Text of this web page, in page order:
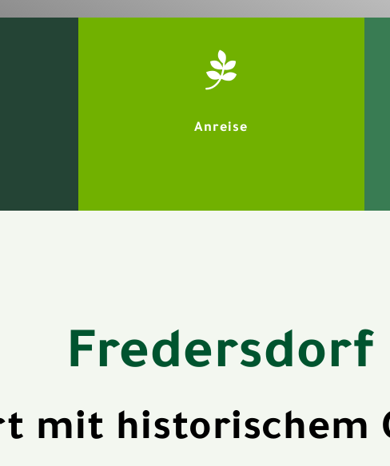

Anreise
Fredersdorf
mit historischem